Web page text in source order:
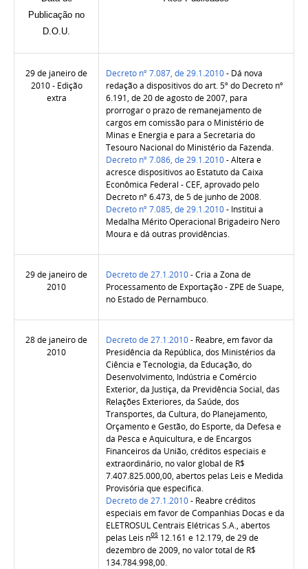
Publicação no
D.O.U.
29 de janeiro de
2010 - Edição
extra
Decreto nº 7.087, de 29.1.2010- Dá nova
redação a dispositivos do art. 5º do Decreto nº
6.191, de 20 de agosto de 2007, para
prorrogar o prazo de remanejamento de
cargos em comissão para o Ministério de
Minas e Energia e para a Secretaria do
Tesouro Nacional do Ministério da Fazenda.
Decreto nº 7.086, de 29.1.2010- Altera e
acresce dispositivos ao Estatuto da Caixa
Econômica Federal - CEF, aprovado pelo
Decreto nº 6.473, de 5 de junho de 2008.
Decreto nº 7.085, de 29.1.2010- Institui a
Medalha Mérito Operacional Brigadeiro Nero
Moura e dá outras providências.
29 de janeiro de
2010
Decreto de 27.1.2010- Cria a Zona de
Processamento de Exportação - ZPE de Suape,
no Estado de Pernambuco.
28 de janeiro de
2010
Decreto de 27.1.2010- Reabre, em favor da
Presidência da República, dos Ministérios da
Ciência e Tecnologia, da Educação, do
Desenvolvimento, Indústria e Comércio
Exterior, da Justiça, da Previdência Social, das
Relações Exteriores, da Saúde, dos
Transportes, da Cultura, do Planejamento,
Orçamento e Gestão, do Esporte, da Defesa e
da Pesca e Aquicultura, e de Encargos
Financeiros da União, créditos especiais e
extraordinário, no valor global de R$
7.407.825.000,00, abertos pelas Leis e Medida
Provisória que especifica.
Decreto de 27.1.2010- Reabre créditos
especiais em favor de Companhias Docas e da
ELETROSUL Centrais Elétricas S.A., abertos
pelas Leis nos 12.161 e 12.179, de 29 de
dezembro de 2009, no valor total de R$
134.784.998,00.